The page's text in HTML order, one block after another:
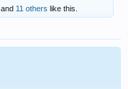
and 11 others like this.